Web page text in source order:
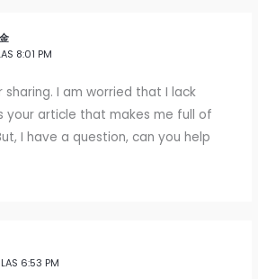
8:01 PM
sharing. I am worried that I lack
your article that makes me full of
I have a question, can you help
6:53 PM